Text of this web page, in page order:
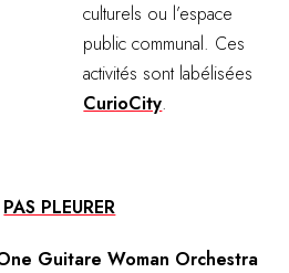
culturels ou l’espace
public communal. Ces
activités sont labélisées
CurioCity.
PAS PLEURER
Guitare Woman Orchestra